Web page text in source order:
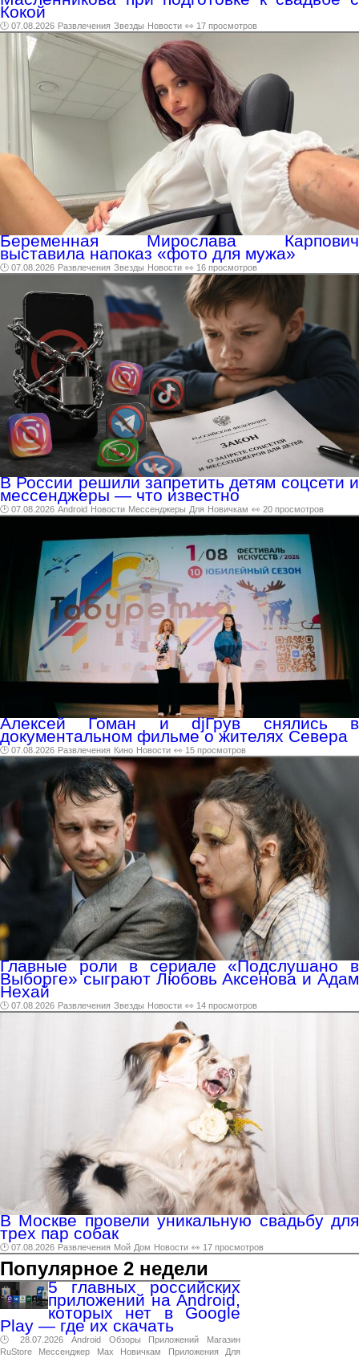
Кокой
🕑 07.08.2026 Развлечения Звезды Новости 👀 17 просмотров
Беременная Мирослава Карпович
выставила напоказ «фото для мужа»
🕑 07.08.2026 Развлечения Звезды Новости 👀 16 просмотров
В России решили запретить детям соцсети и
мессенджеры — что известно
🕑 07.08.2026 Android Новости Мессенджеры Для Новичкам 👀 20 просмотров
Алексей Гоман и djГрув снялись в
документальном фильме о жителях Севера
🕑 07.08.2026 Развлечения Кино Новости 👀 15 просмотров
Главные роли в сериале «Подслушано в
Выборге» сыграют Любовь Аксенова и Адам
Нехай
🕑 07.08.2026 Развлечения Звезды Новости 👀 14 просмотров
В Москве провели уникальную свадьбу для
трех пар собак
🕑 07.08.2026 Развлечения Мой Дом Новости 👀 17 просмотров
Популярное 2 недели
5 главных российских
приложений на Android,
которых нет в Google
Play — где их скачать
🕑 28.07.2026 Android Обзоры Приложений
Магазин
RuStore
Мессенджер Max Новичкам Приложения
Для